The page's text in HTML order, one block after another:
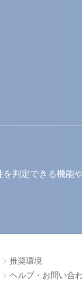
判定できる機能
推奨環境
ヘルプ・お問い合